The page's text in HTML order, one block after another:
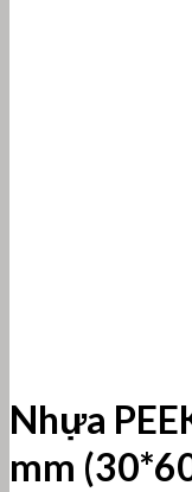
Nhựa
mm